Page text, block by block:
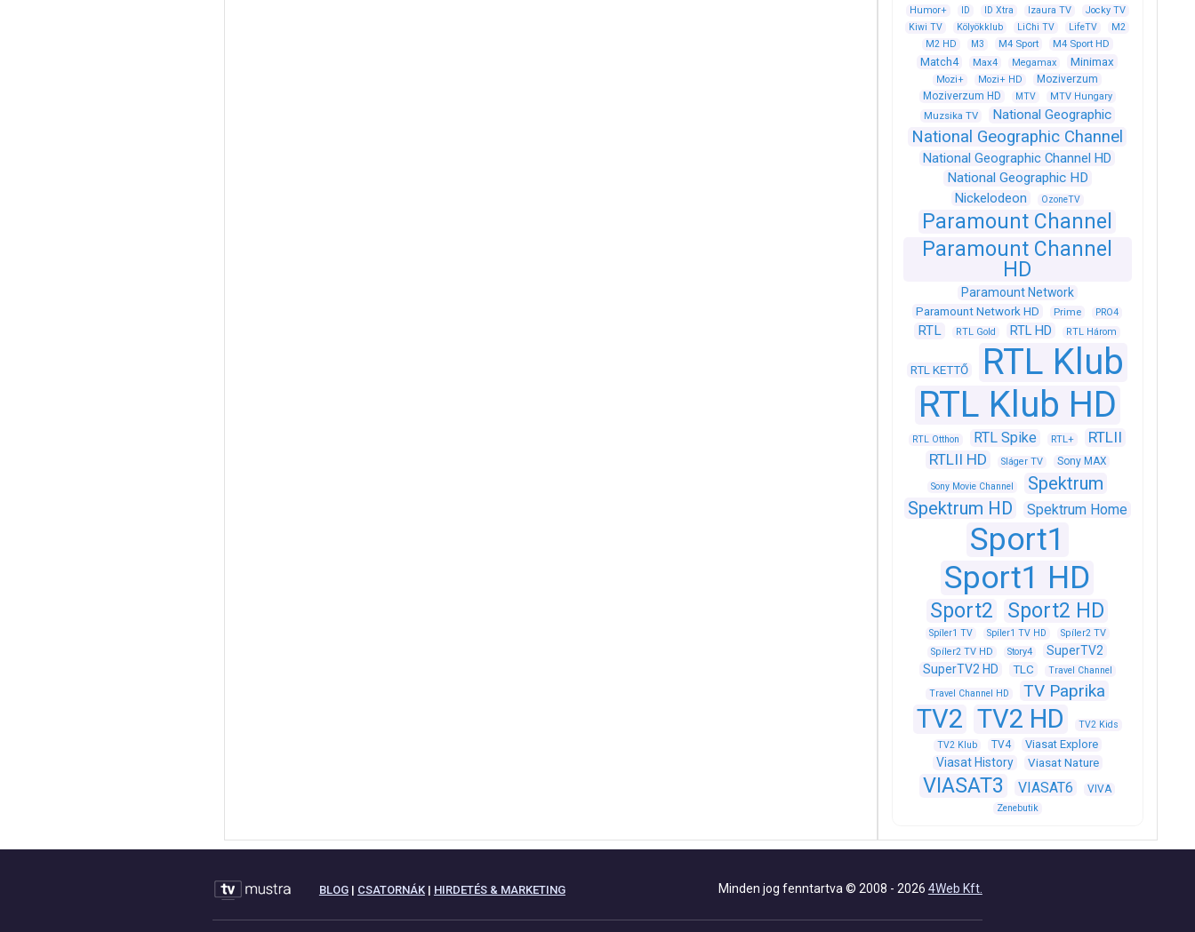
Humor+
ID ID Xtra Izaura TV
Jocky TV
Kiwi TV
Kölyökklub LiChi TV LifeTV
M2
M2 HD
M3 M4 Sport M4 Sport HD
Match4 Max4 Megamax Minimax
Mozi+ Mozi+ HD
Moziverzum
Moziverzum HD
MTV MTV Hungary
Muzsika TV National Geographic
National Geographic Channel
National Geographic Channel HD
National Geographic HD
Nickelodeon
OzoneTV
Paramount Channel
Paramount Channel
HD
Paramount Network
Paramount Network HD Prime PRO4
RTL RTL Gold RTL HD RTL Három
RTL KETTŐ
RTL Klub
RTL Klub HD
RTL Otthon RTL Spike RTL+
RTLII
RTLII HD
Sláger TV Sony MAX
Sony Movie Channel
Spektrum
Spektrum HD
Spektrum Home
Sport1
Sport1 HD
Sport2 Sport2 HD
Spíler1 TV Spíler1 TV HD
Spíler2 TV
Spíler2 TV HD
Story4
SuperTV2
SuperTV2 HD
TLC
Travel Channel
Travel Channel HD
TV Paprika
TV2 TV2 HD
TV2 Kids
TV2 Klub
TV4 Viasat Explore
Viasat History Viasat Nature
VIASAT3 VIASAT6 VIVA
Zenebutik
BLOG| CSATORNÁK| HIRDETÉS & MARKETING Minden jog fenntartva © 2008 - 2026 4Web Kft.